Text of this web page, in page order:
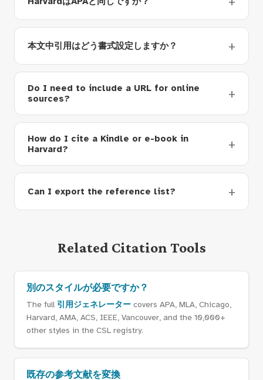
本文中引用はどう書式設定しますか？
Do I need to include a URL for online
sources?
How do I cite a Kindle or e-book in
Harvard?
Can I export the reference list?
Related Citation Tools
別のスタイルが必要ですか？
The full 引用ジェネレーター covers APA, MLA, Chicago,
Harvard, AMA, ACS, IEEE, Vancouver, and the 10,000+
other styles in the CSL registry.
既存の参考文献を変換